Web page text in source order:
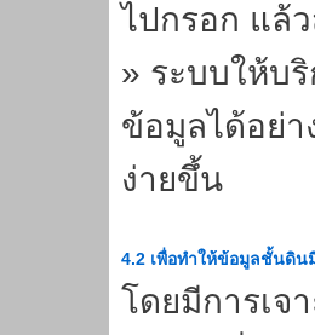
ไปกรอก แล้
» ระบบให้บ
ข้อมูลได้อย่า
ง่ายขึ้น
4.2 เพื่อทำให้ข้อมูลชั้นดิน
โดยมีการเจ